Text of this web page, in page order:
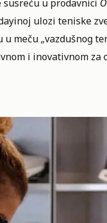
susreću u prodavnici
ulozi teniske
meču „vazdušnog
i inovativnom za